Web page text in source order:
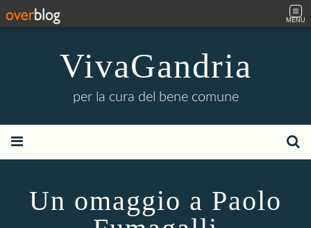
MENU
VivaGandria
per la cura del bene comune
Un omaggio a Paolo